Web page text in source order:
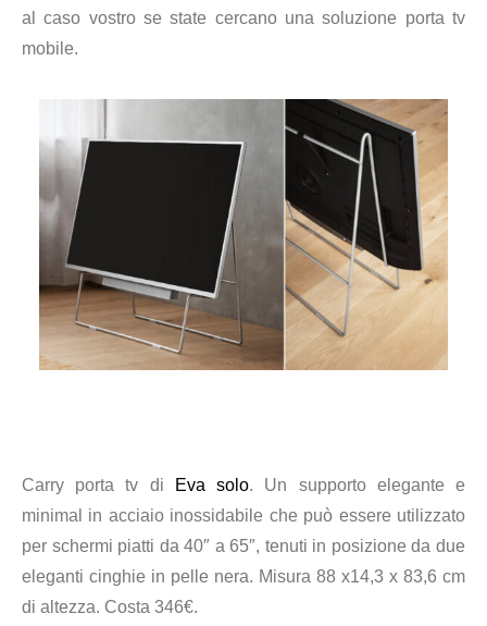
al caso vostro se state cercano una soluzione porta tv
mobile.
Carry porta tv di Eva solo. Un supporto elegante e
minimal in acciaio inossidabile che può essere utilizzato
per schermi piatti da 40″ a 65″, tenuti in posizione da due
eleganti cinghie in pelle nera. Misura 88 x14,3 x 83,6 cm
di altezza. Costa 346€.